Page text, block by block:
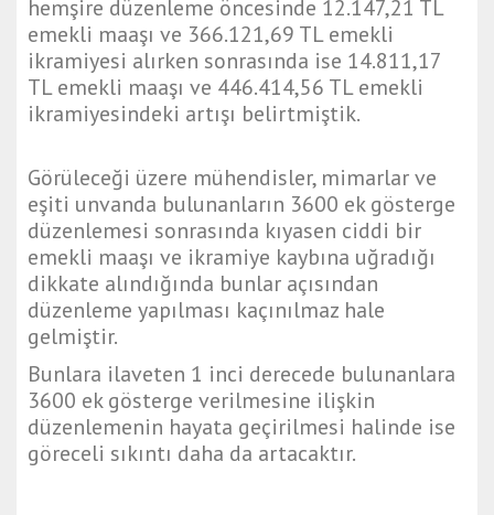
hemşire düzenleme öncesinde 12.147,21 TL
emekli maaşı ve 366.121,69 TL emekli
ikramiyesi alırken sonrasında ise 14.811,17
TL emekli maaşı ve 446.414,56 TL emekli
ikramiyesindeki artışı belirtmiştik.
Görüleceği üzere mühendisler, mimarlar ve
eşiti unvanda bulunanların 3600 ek gösterge
düzenlemesi sonrasında kıyasen ciddi bir
emekli maaşı ve ikramiye kaybına uğradığı
dikkate alındığında bunlar açısından
düzenleme yapılması kaçınılmaz hale
gelmiştir.
Bunlara ilaveten 1 inci derecede bulunanlara
3600 ek gösterge verilmesine ilişkin
düzenlemenin hayata geçirilmesi halinde ise
göreceli sıkıntı daha da artacaktır.